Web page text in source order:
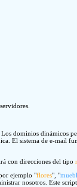
dominios dinámicos
El sistema de e-mail
con direcciones del tipo
ejemplo "flores", "
nosotros. Este